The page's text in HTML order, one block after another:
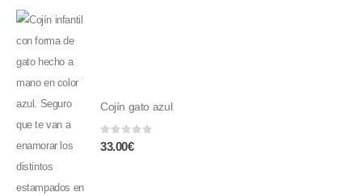
Cojín gato azul
0fuera de 5
33.00€